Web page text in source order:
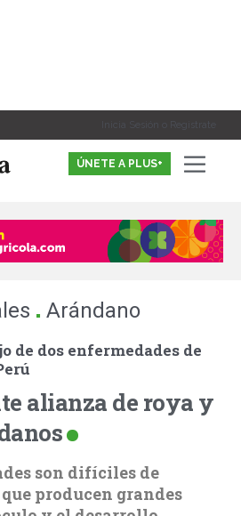
Inicia Sesión o Registrate
ÚNETE A PLUS+
. Arándano
de dos enfermedades de
alianza de roya y
son difíciles de
producen grandes